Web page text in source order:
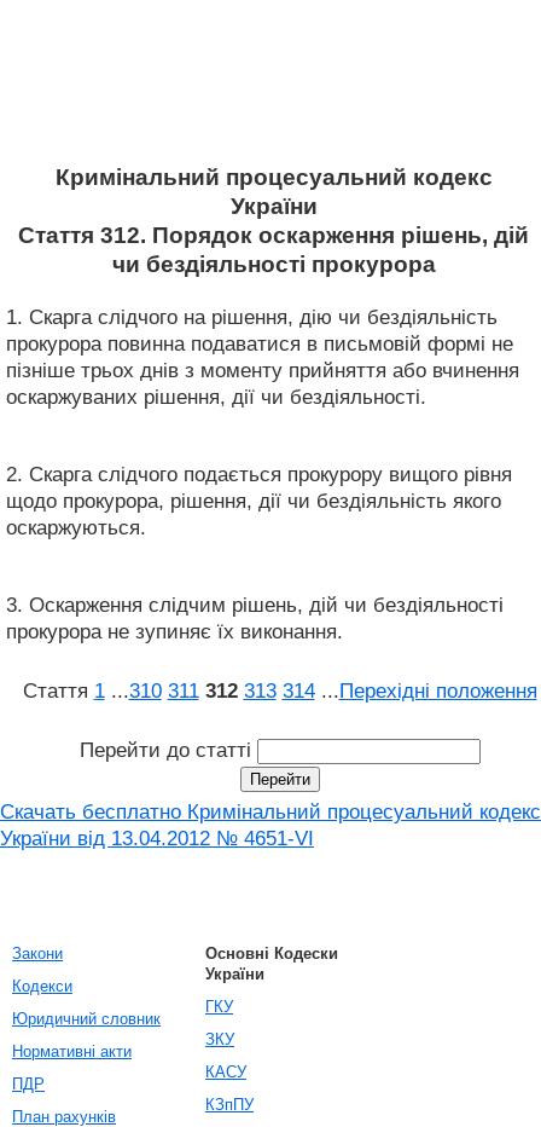
Кримінальний процесуальний кодекс
України
Стаття 312. Порядок оскарження рішень, дій
чи бездіяльності прокурора
1. Скарга слідчого на рішення, дію чи бездіяльність
прокурора повинна подаватися в письмовій формі не
пізніше трьох днів з моменту прийняття або вчинення
оскаржуваних рішення, дії чи бездіяльності.
2. Скарга слідчого подається прокурору вищого рівня
щодо прокурора, рішення, дії чи бездіяльність якого
оскаржуються.
3. Оскарження слідчим рішень, дій чи бездіяльності
прокурора не зупиняє їх виконання.
Стаття 1 ...310 311 312 313 314 ...Перехідні положення
Перейти до статті
Скачать бесплатно Кримінальний процесуальний кодекс
України від 13.04.2012 № 4651-VI
Закони
Кодекси
Юридичний словник
Нормативні акти
ПДР
План рахунків
Основні Кодески
України
ГКУ
ЗКУ
КАСУ
КЗпПУ